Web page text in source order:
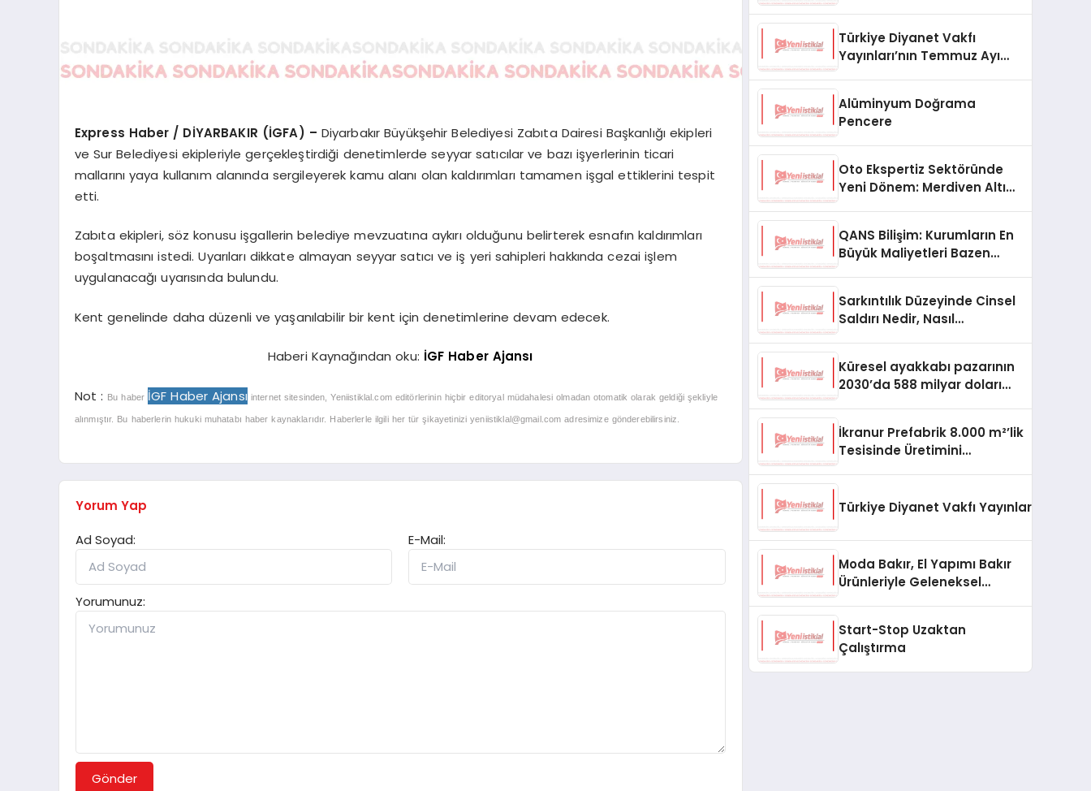
Express Haber / DİYARBAKIR (İGFA) – Diyarbakır Büyükşehir Belediyesi Zabıta Dairesi Başkanlığı ekipleri
ve Sur Belediyesi ekipleriyle gerçekleştirdiği denetimlerde seyyar satıcılar ve bazı işyerlerinin ticari
mallarını yaya kullanım alanında sergileyerek kamu alanı olan kaldırımları tamamen işgal ettiklerini tespit
etti.
Zabıta ekipleri, söz konusu işgallerin belediye mevzuatına aykırı olduğunu belirterek esnafın kaldırımları
boşaltmasını istedi. Uyarıları dikkate almayan seyyar satıcı ve iş yeri sahipleri hakkında cezai işlem
uygulanacağı uyarısında bulundu.
Kent genelinde daha düzenli ve yaşanılabilir bir kent için denetimlerine devam edecek.
Haberi Kaynağından oku: İGF Haber Ajansı
Not : Bu haber İGF Haber Ajansı internet sitesinden, Yeniistiklal.com editörlerinin hiçbir editoryal müdahalesi olmadan otomatik olarak geldiği şekliyle
alınmıştır. Bu haberlerin hukuki muhatabı haber kaynaklarıdır. Haberlerle ilgili her tür şikayetiniziyeniistiklal@gmail.com adresimize gönderebilirsiniz.
Yorum Yap
Ad Soyad:
E-Mail:
Yorumunuz:
Gönder
Türkiye Diyanet Vakfı
Yayınları’nın Temmuz Ayı
Alüminyum Doğrama
Pencere
Oto Ekspertiz Sektöründe
Yeni Dönem: Merdiven Altı
QANS Bilişim: Kurumların En
Büyük Maliyetleri Bazen
Sarkıntılık Düzeyinde Cinsel
Saldırı Nedir, Nasıl
Küresel ayakkabı pazarının
2030’da 588 milyar doları
İkranur Prefabrik 8.000 m²’lik
Tesisinde Üretimini
Türkiye Diyanet Vakfı Yayınları, Yeni
Moda Bakır, El Yapımı Bakır
Ürünleriyle Geleneksel
Start-Stop Uzaktan
Çalıştırma